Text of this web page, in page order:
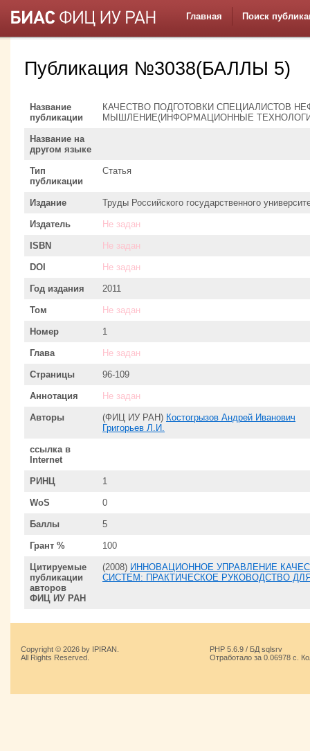
Главная Поиск
Публикация №3038(БАЛЛЫ 5)
Название
публикации
КАЧЕСТВО ПОДГОТОВКИ СПЕЦИАЛИСТОВ
МЫШЛЕНИЕ(ИНФОРМАЦИОННЫЕ
Название на
другом языке
Тип
публикации
Статья
Издание Труды Российского государственного
Издатель Не задан
ISBN Не задан
DOI Не задан
Год издания 2011
Том Не задан
Номер 1
Глава Не задан
Страницы 96-109
Аннотация Не задан
Авторы (ФИЦ ИУ РАН) Костогрызов Андрей Иванович
Григорьев Л.И.
ссылка в
Internet
РИНЦ 1
WoS 0
Баллы 5
Грант % 100
Цитируемые
публикации
авторов
ФИЦ ИУ РАН
(2008) ИННОВАЦИОННОЕ УПРАВЛЕНИЕ
СИСТЕМ: ПРАКТИЧЕСКОЕ РУКОВОДСТВО
Copyright © 2026 by IPIRAN.
All Rights Reserved.
PHP 5.6.9 / БД sqlsrv
Отработало за 0.06978 с.